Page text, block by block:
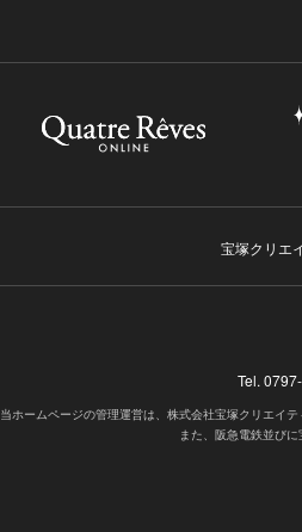
宝塚クリエ
Tel.
当ホームページの管理運営は、株式会社宝塚クリエイ
また、阪急電鉄並び